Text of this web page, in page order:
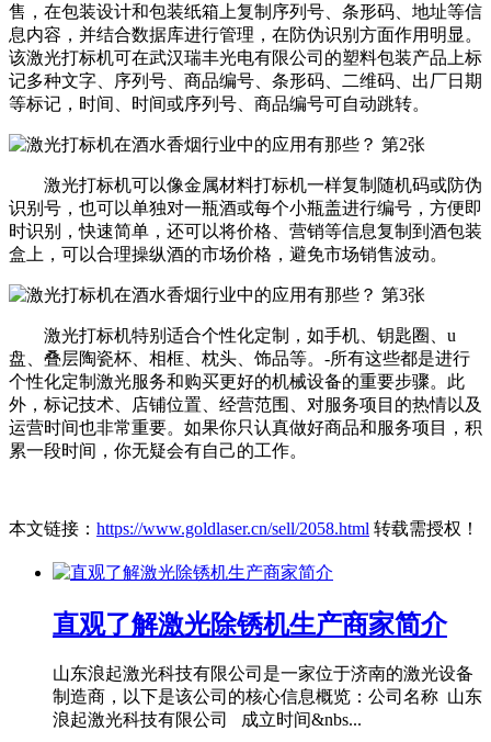
售，在包装设计和包装纸箱上复制序列号、条形码、地址等信
息内容，并结合数据库进行管理，在防伪识别方面作用明显。
该激光打标机可在武汉瑞丰光电有限公司的塑料包装产品上标
记多种文字、序列号、商品编号、条形码、二维码、出厂日期
等标记，时间、时间或序列号、商品编号可自动跳转。
激光打标机可以像金属材料打标机一样复制随机码或防伪
识别号，也可以单独对一瓶酒或每个小瓶盖进行编号，方便即
时识别，快速简单，还可以将价格、营销等信息复制到酒包装
盒上，可以合理操纵酒的市场价格，避免市场销售波动。
激光打标机特别适合个性化定制，如手机、钥匙圈、u
盘、叠层陶瓷杯、相框、枕头、饰品等。-所有这些都是进行
个性化定制激光服务和购买更好的机械设备的重要步骤。此
外，标记技术、店铺位置、经营范围、对服务项目的热情以及
运营时间也非常重要。如果你只认真做好商品和服务项目，积
累一段时间，你无疑会有自己的工作。
本文链接： https://www.goldlaser.cn/sell/2058.html 转载需授权！
直观了解激光除锈机生产商家简介
山东浪起激光科技有限公司是一家位于济南的激光设备
制造商，以下是该公司的核心信息概览：公司名称 山东
浪起激光科技有限公司 成立时间&nbs...